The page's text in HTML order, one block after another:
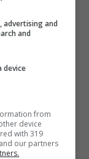
nelle
vari
fase
advertising and
and
device
from
device
with 319
our partners